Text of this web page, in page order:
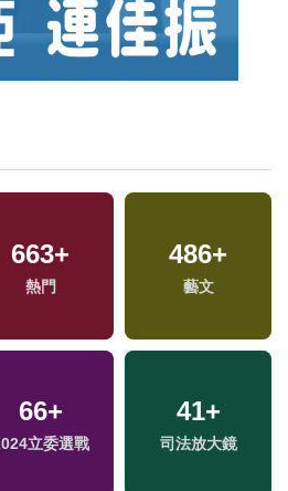
663+
熱門
486+
藝文
66+
立委選戰
41+
司法放大鏡